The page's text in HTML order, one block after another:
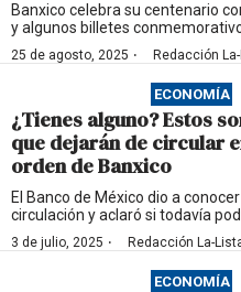
Banxico celebra su centenario
y algunos billetes
25 de agosto, 2025 · Redacción
ECONOMÍA
¿Tienes alguno? Estos
que dejarán de circular
orden de Banxico
El Banco de México dio a
circulación y aclaró si todavía
3 de julio, 2025 · Redacción La-
ECONOMÍA